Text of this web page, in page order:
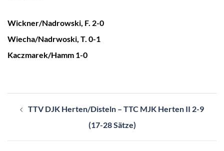
Wickner/Nadrowski, F. 2-0
Wiecha/Nadrwoski, T. 0-1
Kaczmarek/Hamm 1-0
Beitragsnavigation
TTV DJK Herten/Disteln – TTC MJK Herten II 2-9
(17-28 Sätze)